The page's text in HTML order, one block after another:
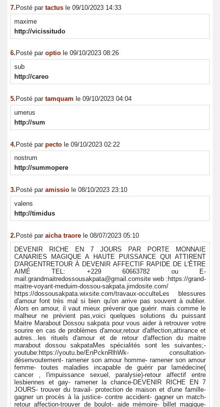
7. Posté par tactus le 09/10/2023 14:33
maxime
http://vicissitudo
6. Posté par optio le 09/10/2023 08:26
sub
http://careo
5. Posté par tamquam le 09/10/2023 04:04
umerus
http://sum
4.Posté par pecto le 09/10/2023 02:22
nostrum
http://summopere
3. Posté par amissio le 08/10/2023 23:10
valens
http://timidus
2.Posté par aicha traore le 08/07/2023 05:10
DEVENIR RICHE EN 7 JOURS PAR PORTE MONNAIE
CANARIES MAGIQUE A HAUTE PUISSANCE QUI ATTIRENT
D'ARGENTRETOUR À DEVENIR AFFECTIF RAPIDE DE L'ÊTRE
AIMÉ TEL: +229 60663782 ou E-
mail:grandmaitredossousakpata@gmail.comsite web :https://grand-
maitre-voyant-meduim-dossou-sakpata.jimdosite.com/
https://dossousakpata.wixsite.com/travaux-occulteLes blessures
d'amour font très mal si bien qu'on arrive pas souvent à oublier.
Alors en amour, il vaut mieux prévenir que guérir. mais comme le
malheur ne prévient pas,voici quelques solutions du puissant
Maitre Marabout Dossou sakpata pour vous aider à retrouver votre
sourire en cas de problèmes d'amour,retour d'affection,attirance et
autres...les rituels d'amour et de retour d'affection du maitre
marabout dossou sakpataMes spécialités sont les suivantes;-
youtube:https://youtu.be/EnPcknRlhWk- consultation-
désenvoutement- ramener son amour homme- ramener son amour
femme- toutes maladies incapable de guérir par lamédecine(
cancer , l'impuissance sexuel, paralysie)-retour affectif entre
lesbiennes et gay- ramener la chance-DEVENIR RICHE EN 7
JOURS- trouver du travail- protection de maison et d'une famille-
gagner un procès à la justice- contre accident- gagner un match-
retour affection-trouver de boulot- aide mémoire- billet magique-